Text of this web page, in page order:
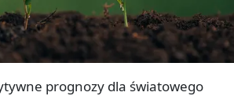
prognozy dla światowego